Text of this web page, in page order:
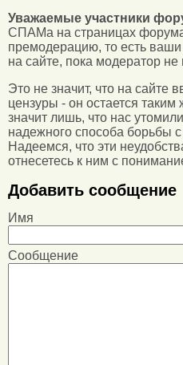
Уважаемые участники
СПАМа на страницах
премодерацию, то есть
на сайте, пока модератор не
Это не значит, что на сайте
цензуры - он остается
значит лишь, что нас
надежного способа борьбы
Надеемся, что эти
отнесетесь к ним с
Добавить сообщение
Имя
Сообщение